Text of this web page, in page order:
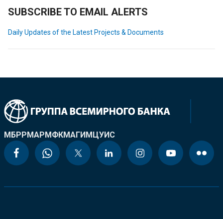
SUBSCRIBE TO EMAIL ALERTS
Daily Updates of the Latest Projects & Documents
МБРРМАРМФКМАГИМЦУИС